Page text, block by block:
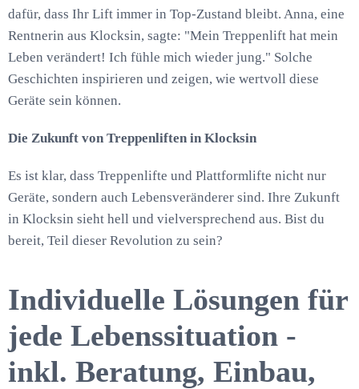
dafür, dass Ihr Lift immer in Top-Zustand bleibt. Anna, eine
Rentnerin aus Klocksin, sagte: "Mein Treppenlift hat mein
Leben verändert! Ich fühle mich wieder jung." Solche
Geschichten inspirieren und zeigen, wie wertvoll diese
Geräte sein können.
Die Zukunft von Treppenliften in Klocksin
Es ist klar, dass Treppenlifte und Plattformlifte nicht nur
Geräte, sondern auch Lebensveränderer sind. Ihre Zukunft
in Klocksin sieht hell und vielversprechend aus. Bist du
bereit, Teil dieser Revolution zu sein?
Individuelle Lösungen für
jede Lebenssituation -
inkl. Beratung, Einbau,